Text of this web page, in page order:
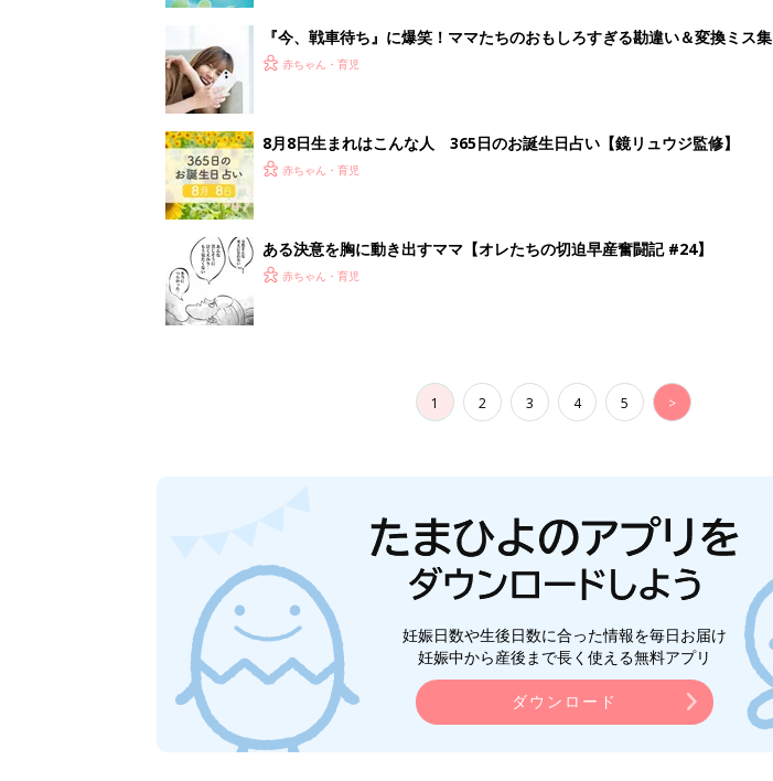
『今、戦車待ち』に爆笑！ママたちのおもしろすぎる勘違い＆変換ミス集
赤ちゃん・育児
8月8日生まれはこんな人 365日のお誕生日占い【鏡リュウジ監修】
赤ちゃん・育児
ある決意を胸に動き出すママ【オレたちの切迫早産奮闘記 #24】
赤ちゃん・育児
1 2 3 4 5 >
妊娠日数や生後日数に合った情報を毎日お届け
妊娠中から産後まで長く使える無料アプリ
ダウンロード